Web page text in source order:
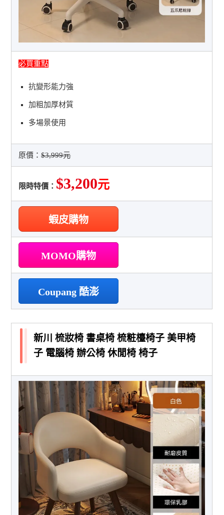
必買重點
抗變形能力強
加粗加厚材質
多場景使用
原價：$3,999元
限時特價： $3,200元
蝦皮購物
MOMO購物
Coupang 酷澎
新川 梳妝椅 書桌椅 梳粧檯椅子 美甲椅
子 電腦椅 辦公椅 休閒椅 椅子